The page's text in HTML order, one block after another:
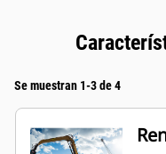
Se muestran 1-3 de 4